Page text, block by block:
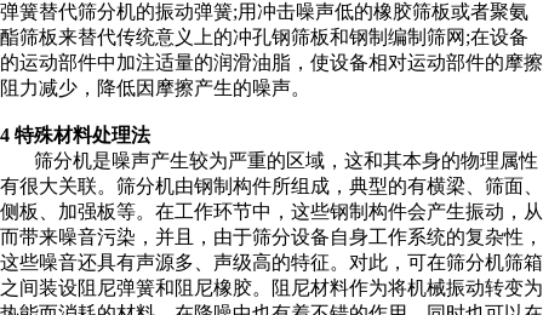
弹簧替代筛分机的振动弹簧;用冲击噪声低的橡胶筛板或者聚氨
酯筛板来替代传统意义上的冲孔钢筛板和钢制编制筛网;在设备
的运动部件中加注适量的润滑油脂，使设备相对运动部件的摩擦
阻力减少，降低因摩擦产生的噪声。
4 特殊材料处理法
筛分机是噪声产生较为严重的区域，这和其本身的物理属性
有很大关联。筛分机由钢制构件所组成，典型的有横梁、筛面、
侧板、加强板等。在工作环节中，这些钢制构件会产生振动，从
而带来噪音污染，并且，由于筛分设备自身工作系统的复杂性，
这些噪音还具有声源多、声级高的特征。对此，可在筛分机筛箱
之间装设阻尼弹簧和阻尼橡胶。阻尼材料作为将机械振动转变为